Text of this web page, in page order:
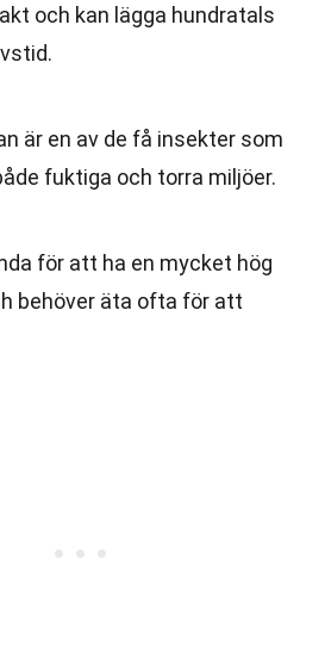
och kan lägga hundratals
är en av de få insekter som
fuktiga och torra miljöer.
för att ha en mycket hög
behöver äta ofta för att